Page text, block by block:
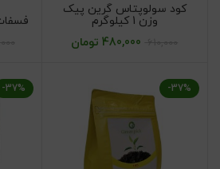
کود سولوپتاس گرین پیک
وزن 1 کیلوگرم
480,000 تومان
-37%
-37%